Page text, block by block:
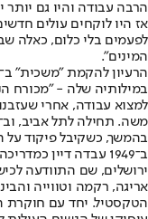
הרבה עבודה והיו גם
אז היו לוקחים עולים
לפעמים בלי כלום, כאלה
המינים".
במילותיה שלה - "מכורח
למצוא עבודה, אחרי
בהמשך, כשקיבל פיקוד על
ב־1949 עבדה דיין
ירושלים, שם התוודעה
אריגה, רקמה וטווייה
הטקסטיל. יחד עם חוקרת